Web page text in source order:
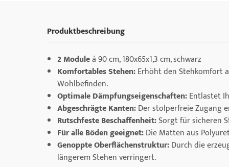
Produktbeschreibung
2 Moduleá 90 cm, 180x65x1,3 cm, schwarz
Komfortables Stehen:Erhöht den Stehkomfort
Wohlbefinden.
Optimale Dämpfungseigenschaften:Entlastet
Abgeschrägte Kanten:Der stolperfreie Zugang
Rutschfeste Beschaffenheit:Sorgt für sicheren
Für alle Böden geeignet:Die Matten aus
Genoppte Oberflächenstruktur:Durch die
längerem Stehen verringert.